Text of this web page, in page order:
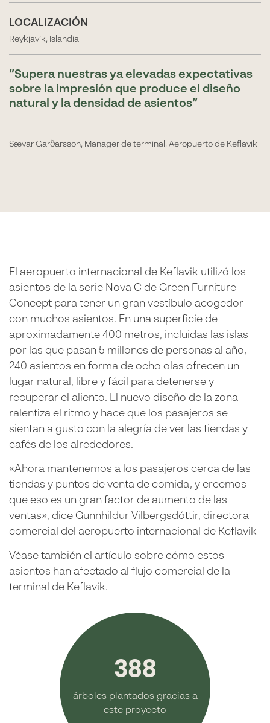
LOCALIZACIÓN
Reykjavík, Islandia
Supera nuestras ya elevadas expectativas
sobre la impresión que produce el diseño
natural y la densidad de asientos
Sævar Garðarsson, Manager de terminal, Aeropuerto de Keflavik
El aeropuerto internacional de Keflavik utilizó los
asientos de la serie Nova C de Green Furniture
Concept para tener un gran vestíbulo acogedor
con muchos asientos. En una superficie de
aproximadamente 400 metros, incluidas las islas
por las que pasan 5 millones de personas al año,
240 asientos en forma de ocho olas ofrecen un
lugar natural, libre y fácil para detenerse y
recuperar el aliento. El nuevo diseño de la zona
ralentiza el ritmo y hace que los pasajeros se
sientan a gusto con la alegría de ver las tiendas y
cafés de los alrededores.
«Ahora mantenemos a los pasajeros cerca de las
tiendas y puntos de venta de comida, y creemos
que eso es un gran factor de aumento de las
ventas», dice Gunnhildur Vilbergsdóttir, directora
comercial del aeropuerto internacional de Keflavik
Véase también el artículo sobre cómo estos
asientos han afectado al flujo comercial de la
terminal de Keflavik.
388
árboles plantados gracias a
este proyecto